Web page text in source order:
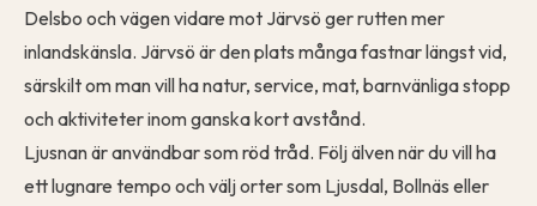
Delsbo och vägen vidare mot Järvsö ger rutten mer
inlandskänsla. Järvsö är den plats många fastnar längst vid,
särskilt om man vill ha natur, service, mat, barnvänliga stopp
och aktiviteter inom ganska kort avstånd.
Ljusnan är användbar som röd tråd. Följ älven när du vill ha
ett lugnare tempo och välj orter som Ljusdal, Bollnäs eller